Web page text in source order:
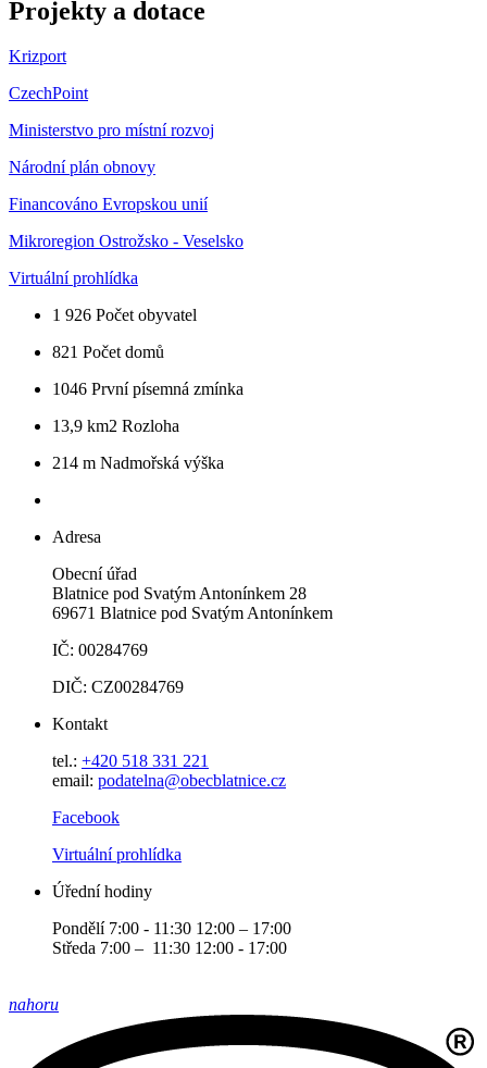
Projekty a dotace
Krizport
CzechPoint
Ministerstvo pro místní rozvoj
Národní plán obnovy
Financováno Evropskou unií
Mikroregion Ostrožsko - Veselsko
Virtuální prohlídka
1 926 Počet obyvatel
821 Počet domů
1046 První písemná zmínka
13,9 km2 Rozloha
214 m Nadmořská výška
Adresa
Obecní úřad
Blatnice pod Svatým Antonínkem 28
69671 Blatnice pod Svatým Antonínkem
IČ: 00284769
DIČ: CZ00284769
Kontakt
tel.: +420 518 331 221
email: podatelna@obecblatnice.cz
Facebook
Virtuální prohlídka
Úřední hodiny
Pondělí 7:00 - 11:30 12:00 – 17:00
Středa 7:00 – 11:30 12:00 - 17:00
nahoru